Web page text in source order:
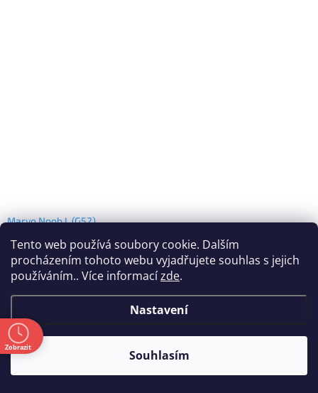
Tento web používá soubory cookie. Dalším
procházením tohoto webu vyjadřujete souhlas s jejich
používáním.. Více informacízde.
Nastavení
Souhlasím
Marvo Noob L (G52)
138 Kč
(114 Kč bez DPH)
Zobrazit